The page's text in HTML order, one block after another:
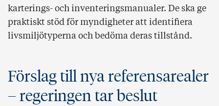
karterings- och inventeringsmanualer. De ska ge
praktiskt stöd för myndigheter att identifiera
livsmiljötyperna och bedöma deras tillstånd.
Förslag till nya referensarealer
– regeringen tar beslut